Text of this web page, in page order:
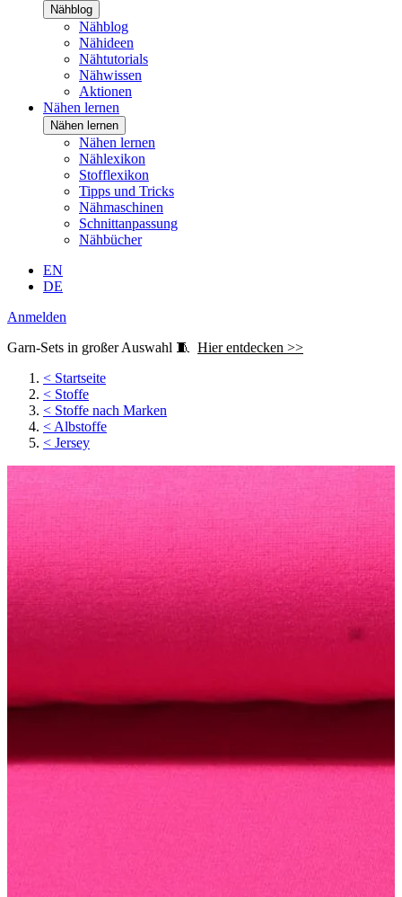
Nähblog
Nähblog
Nähideen
Nähtutorials
Nähwissen
Aktionen
Nähen lernen
Nähen lernen
Nähen lernen
Nählexikon
Stofflexikon
Tipps und Tricks
Nähmaschinen
Schnittanpassung
Nähbücher
EN
DE
Anmelden
Garn-Sets in großer Auswahl 🧵 Hier entdecken >>
< Startseite
< Stoffe
< Stoffe nach Marken
< Albstoffe
< Jersey